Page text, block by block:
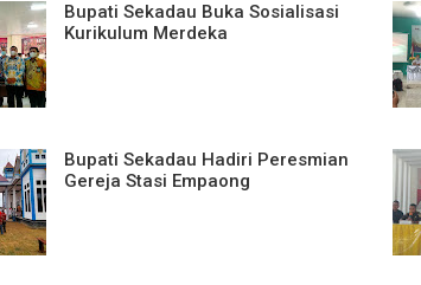
Bupati Sekadau Buka Sosialisasi
Kurikulum Merdeka
Bupati Sekadau Hadiri Peresmian
Gereja Stasi Empaong